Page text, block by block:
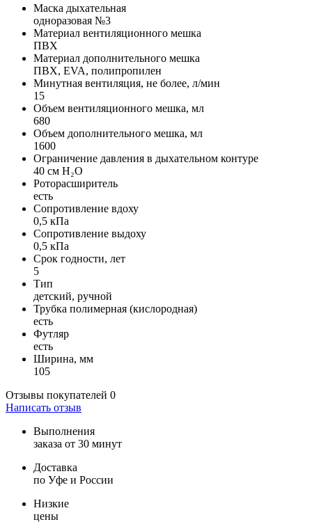
Маска дыхательная
одноразовая №3
Материал вентиляционного мешка
ПВХ
Материал дополнительного мешка
ПВХ, EVA, полипропилен
Минутная вентиляция, не более, л/мин
15
Объем вентиляционного мешка, мл
680
Объем дополнительного мешка, мл
1600
Ограничение давления в дыхательном контуре
40 см H₂O
Роторасширитель
есть
Сопротивление вдоху
0,5 кПа
Сопротивление выдоху
0,5 кПа
Срок годности, лет
5
Тип
детский, ручной
Трубка полимерная (кислородная)
есть
Футляр
есть
Ширина, мм
105
Отзывы покупателей 0
Написать отзыв
Выполнения
заказа от 30 минут
Доставка
по Уфе и России
Низкие
цены